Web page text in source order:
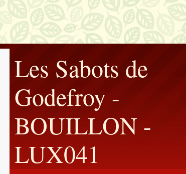
Les Sabots de
Godefroy -
BOUILLON -
LUX041